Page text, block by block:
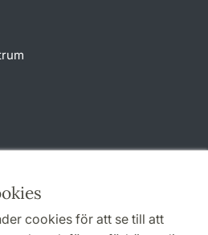
cookies för att se till att